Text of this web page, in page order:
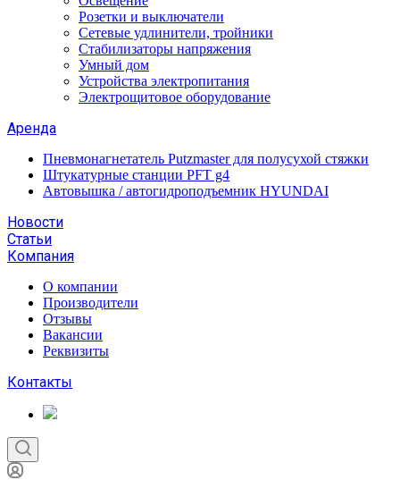
Розетки и выключатели
Сетевые удлинители, тройники
Стабилизаторы напряжения
Умный дом
Устройства электропитания
Электрощитовое оборудование
Аренда
Пневмонагнетатель Putzmaster для полусухой стяжки
Штукатурные станции PFT g4
Автовышка / автогидроподъемник HYUNDAI
Новости
Статьи
Компания
О компании
Производители
Отзывы
Вакансии
Реквизиты
Контакты